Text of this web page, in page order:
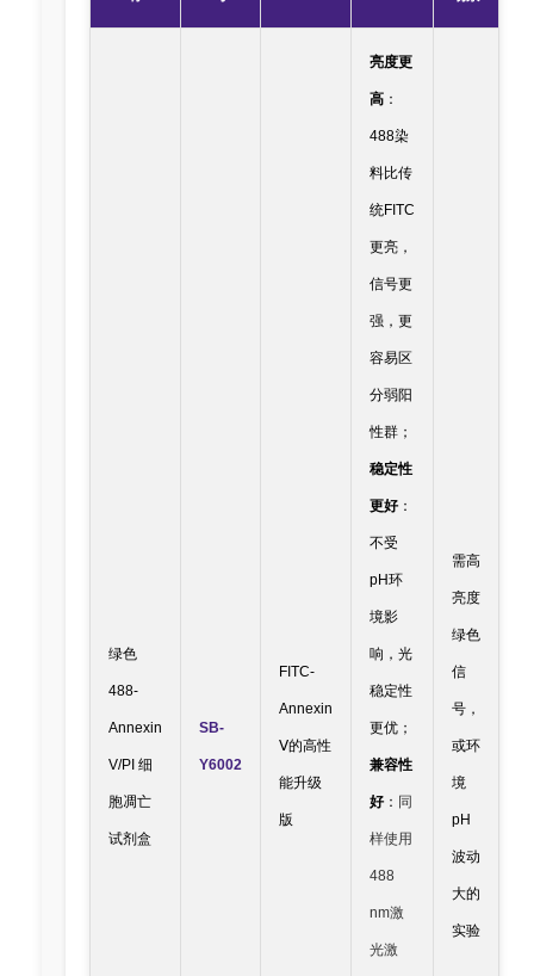
绿色
488-
Annexin
V/PI 细
胞凋亡
试剂盒
SB-
Y6002
FITC-
Annexin
Ⅴ的高性
能升级
版
亮度更
高 ：
488染
料比传
统FITC
更亮，
信号更
强，更
容易区
分弱阳
性群；
稳定性
更好：
不受
pH环
境影
响，光
稳定性
更优；
兼容性
好： 同
样使用
488
nm激
光激
需高
亮度
绿色
信
号，
或环
境
pH
波动
大的
实验